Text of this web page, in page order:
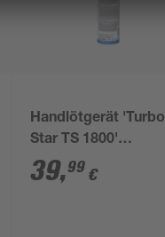
Handlötgerät 'Turbo
Star TS 1800'
mehrfarbig 750 °C
39,99 €